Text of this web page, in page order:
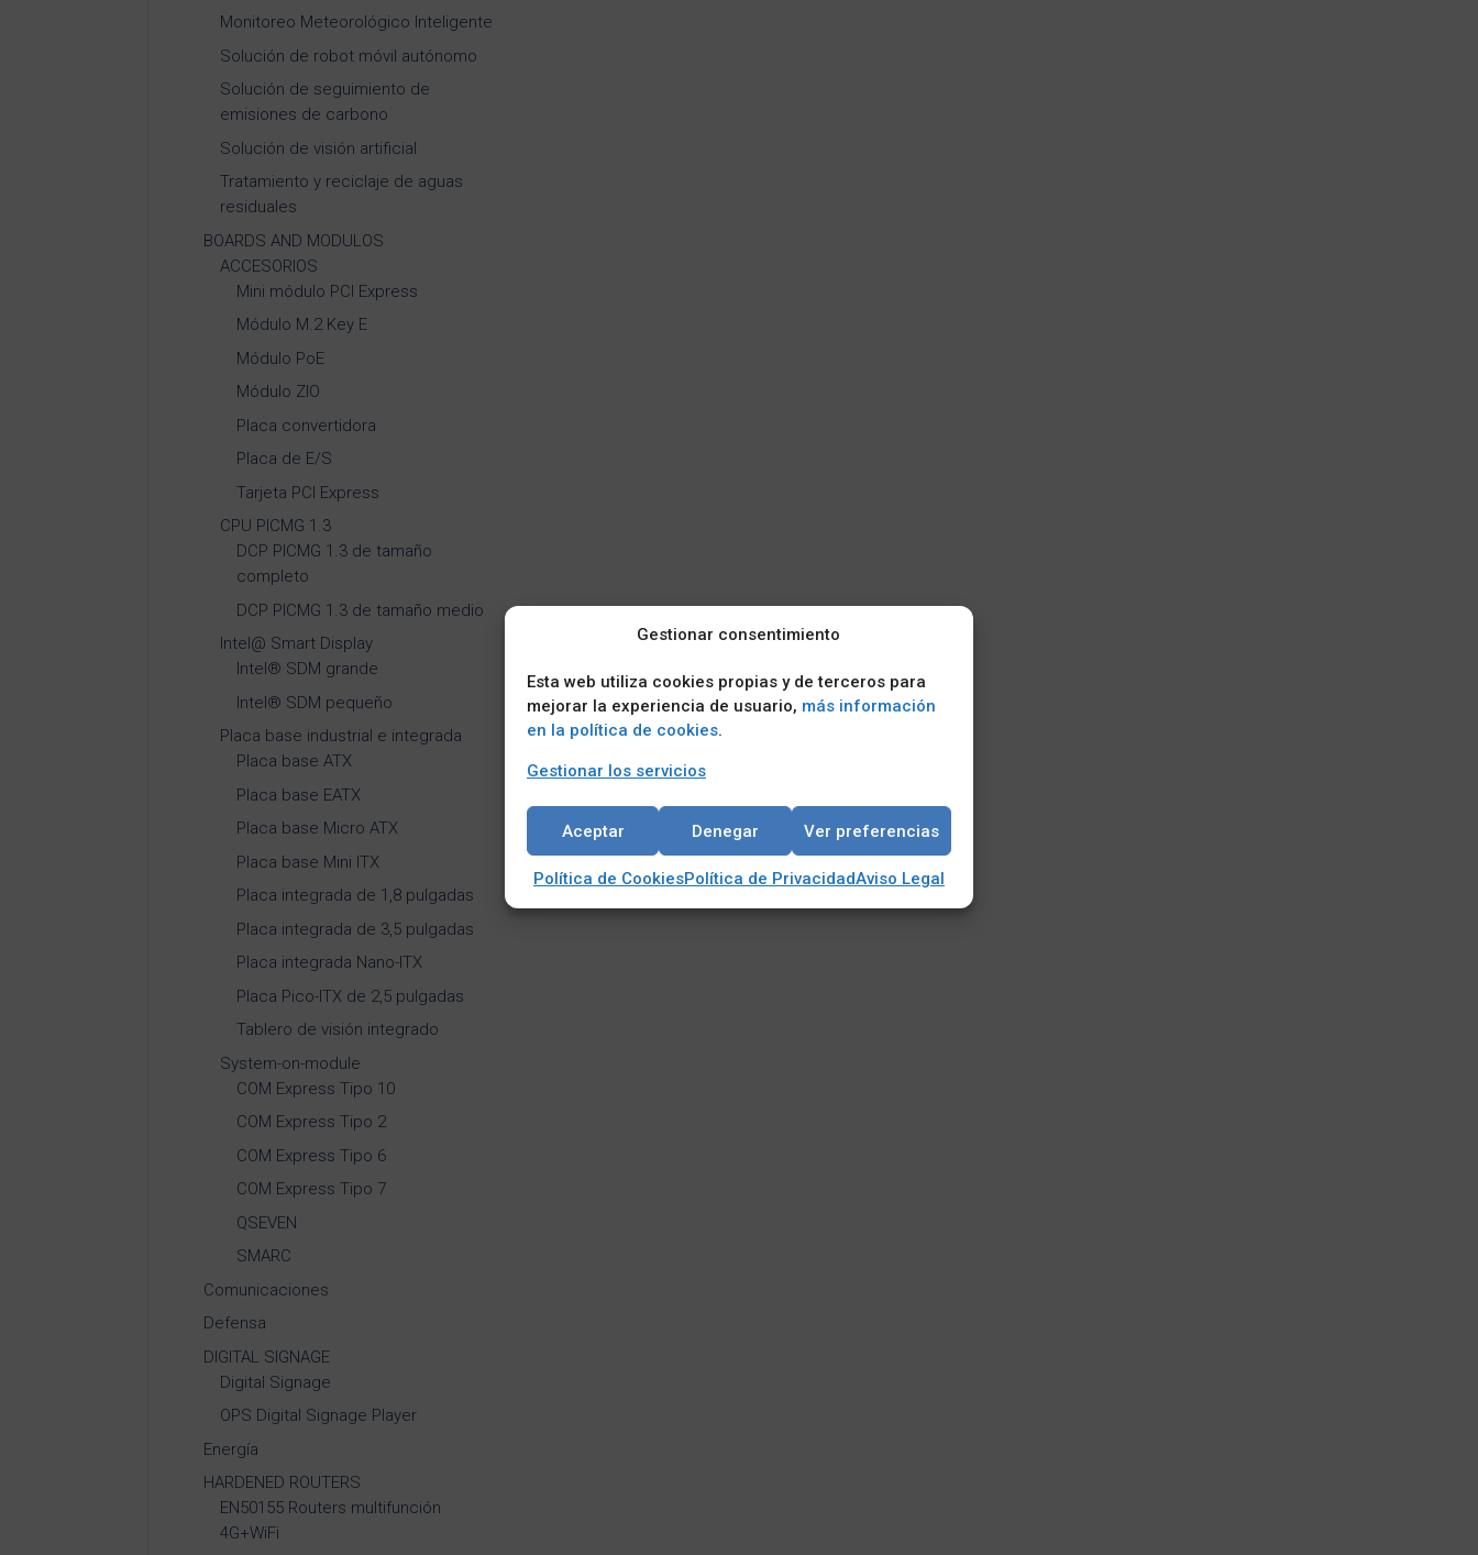
Gestionar consentimiento
Esta web utiliza cookies propias y de terceros para
mejorar la experiencia de usuario, más información
en la política de cookies.
Gestionar los servicios
Aceptar Denegar Ver preferencias
Política de CookiesPolítica de PrivacidadAviso Legal
Monitoreo Meteorológico Inteligente
Solución de robot móvil autónomo
Solución de seguimiento de
emisiones de carbono
Solución de visión artificial
Tratamiento y reciclaje de aguas
residuales
BOARDS AND MODULOS
ACCESORIOS
Mini módulo PCI Express
Módulo M.2 Key E
Módulo PoE
Módulo ZIO
Placa convertidora
Placa de E/S
Tarjeta PCI Express
CPU PICMG 1.3
DCP PICMG 1.3 de tamaño
completo
DCP PICMG 1.3 de tamaño medio
Intel@ Smart Display
Intel® SDM grande
Intel® SDM pequeño
Placa base industrial e integrada
Placa base ATX
Placa base EATX
Placa base Micro ATX
Placa base Mini ITX
Placa integrada de 1,8 pulgadas
Placa integrada de 3,5 pulgadas
Placa integrada Nano-ITX
Placa Pico-ITX de 2,5 pulgadas
Tablero de visión integrado
System-on-module
COM Express Tipo 10
COM Express Tipo 2
COM Express Tipo 6
COM Express Tipo 7
QSEVEN
SMARC
Comunicaciones
Defensa
DIGITAL SIGNAGE
Digital Signage
OPS Digital Signage Player
Energía
HARDENED ROUTERS
EN50155 Routers multifunción
4G+WiFi